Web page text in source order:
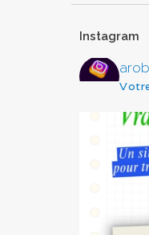
Instagram